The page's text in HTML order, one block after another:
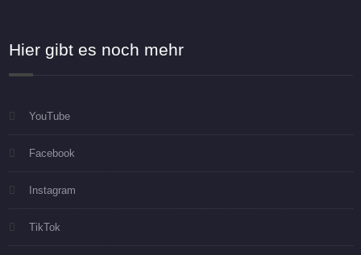
Hier gibt es noch mehr
YouTube
Facebook
Instagram
TikTok